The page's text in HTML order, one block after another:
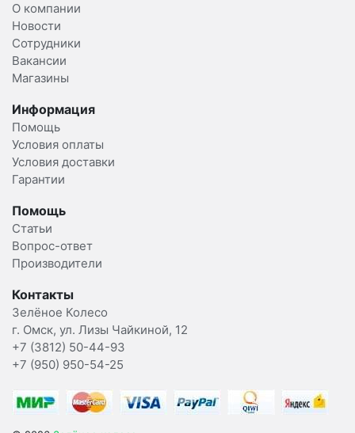
О компании
Новости
Сотрудники
Вакансии
Магазины
Информация
Помощь
Условия оплаты
Условия доставки
Гарантии
Помощь
Статьи
Вопрос-ответ
Производители
Контакты
Зелёное Колесо
г. Омск, ул. Лизы Чайкиной, 12
+7 (3812) 50-44-93
+7 (950) 950-54-25